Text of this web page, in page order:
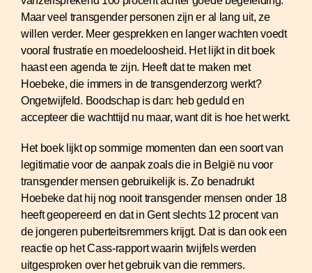
Maar veel transgender personen zijn er al lang uit, ze
willen verder. Meer gesprekken en langer wachten voedt
vooral frustratie en moedeloosheid. Het lijkt in dit boek
haast een agenda te zijn. Heeft dat te maken met
Hoebeke, die immers in de transgenderzorg werkt?
Ongetwijfeld. Boodschap is dan: heb geduld en
accepteer die wachttijd nu maar, want dit is hoe het werkt.
Het boek lijkt op sommige momenten dan een soort van
legitimatie voor de aanpak zoals die in België nu voor
transgender mensen gebruikelijk is. Zo benadrukt
Hoebeke dat hij nog nooit transgender mensen onder 18
heeft geopereerd en dat in Gent slechts 12 procent van
de jongeren puberteitsremmers krijgt. Dat is dan ook een
reactie op het Cass-rapport waarin twijfels werden
uitgesproken over het gebruik van die remmers.